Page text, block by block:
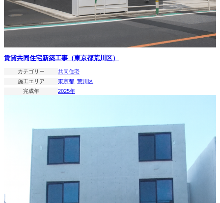
賃貸共同住宅新築工事（東京都荒川区）
カテゴリー
共同住宅
施工エリア
東京都 荒川区
完成年
2025年